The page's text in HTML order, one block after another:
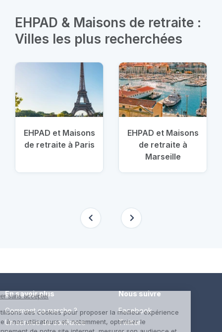
EHPAD & Maisons de retraite :
Villes les plus recherchées
EHPAD et Maisons
de retraite à Paris
EHPAD et Maisons
de retraite à
Marseille
En savoir plus
Comment ça marche ?
Un service de confiance
Nous suivre
Facebook
Twitter